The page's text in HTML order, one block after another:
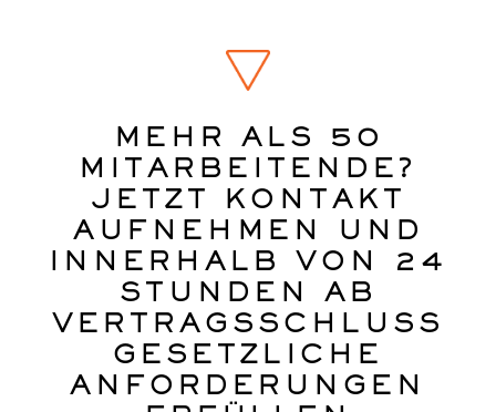
MEHR ALS 50
MITARBEITENDE?
JETZT KONTAKT
AUFNEHMEN UND
INNERHALB VON 24
STUNDEN AB
VERTRAGSSCHLUSS
GESETZLICHE
ANFORDERUNGEN